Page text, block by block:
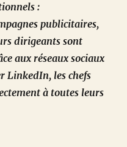
:
publicitaires,
dirigeants sont
aux réseaux sociaux
LinkedIn, les chefs
à toutes leurs